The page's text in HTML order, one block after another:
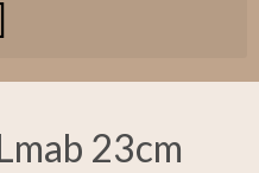
23cm